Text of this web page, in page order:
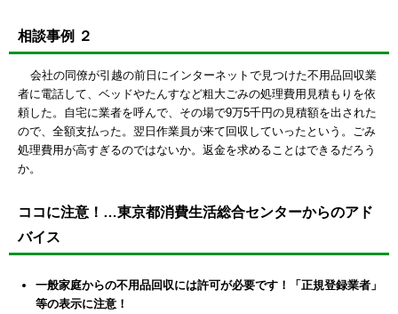
相談事例 ２
会社の同僚が引越の前日にインターネットで見つけた不用品回収業
者に電話して、ベッドやたんすなど粗大ごみの処理費用見積もりを依
頼した。自宅に業者を呼んで、その場で9万5千円の見積額を出された
ので、全額支払った。翌日作業員が来て回収していったという。ごみ
処理費用が高すぎるのではないか。返金を求めることはできるだろう
か。
ココに注意！…東京都消費生活総合センターからのアド
バイス
一般家庭からの不用品回収には許可が必要です！「正規登録業者」
等の表示に注意！